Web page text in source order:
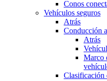
Conos
Vehículos seguros
Atrás
Conducción
Atrás
Marco
Clasificación